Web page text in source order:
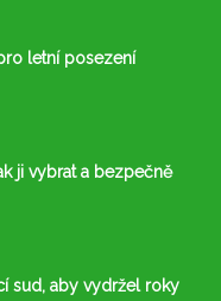
letní posezení
ji vybrat a bezpečně
sud, aby vydržel roky